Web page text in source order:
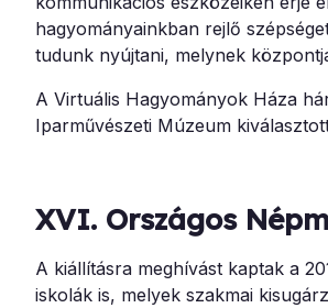
hagyományainkban rejlő
tudunk nyújtani, melynek
A Virtuális Hagyományok Háza
Iparművészeti Múzeum
XVI. Országos
A kiállításra meghívást kaptak a
iskolák is, melyek szakmai